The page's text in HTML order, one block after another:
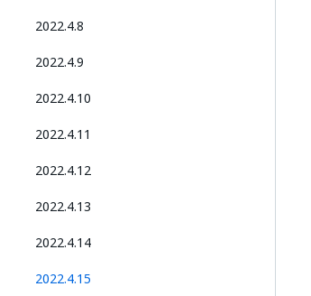
2022.4.8
2022.4.9
2022.4.10
2022.4.11
2022.4.12
2022.4.13
2022.4.14
2022.4.15